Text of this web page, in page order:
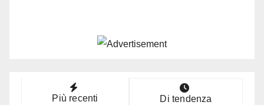
Più recenti Di tendenza